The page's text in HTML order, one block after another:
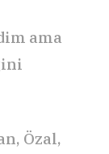
ama
Özal,